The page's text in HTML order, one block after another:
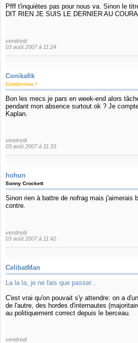
Pfff t'inquiètes pas pour nous va. Sinon le
DIT RIEN JE SUIS LE DERNIER AU
vendredi
03 août 2007 à 11:24
Conikafik
Condorman !
Bon les mecs je pars en week-end alors
pendant mon absence surtout ok ? Je
Kaplan.
vendredi
03 août 2007 à 11:33
hohun
Sonny Crockett
Sinon rien à battre de nofrag mais j'aimerais
contre.
vendredi
03 août 2007 à 11:42
CelibatMan
La la la, je ne fais que passer...
C'est vrai qu'on pouvait s'y attendre: on a
de l'autre, des hordes d'internautes
au politiquement correct depuis le berceau.
vendredi